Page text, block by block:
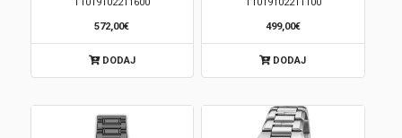
Prijava
Registracija
572,00€
DODAJ
499,00€
DODAJ